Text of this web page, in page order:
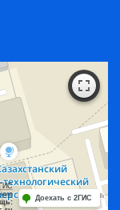
Доехать с 2ГИС